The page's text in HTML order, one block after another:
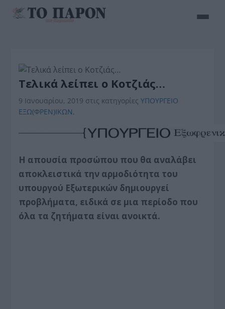
Τελικά λείπει ο Κοτζιάς…
9 Ιανουαρίου, 2019 στις κατηγορίεςΥΠΟΥΡΓΕΙΟ
ΕΞΩ(ΦΡΕΝ)ΙΚΩΝ,
Η απουσία προσώπου που θα αναλάβει
αποκλειστικά την αρμοδιότητα του
υπουργού Εξωτερικών δημιουργεί
προβλήματα, ειδικά σε μια περίοδο που
όλα τα ζητήματα είναι ανοικτά.